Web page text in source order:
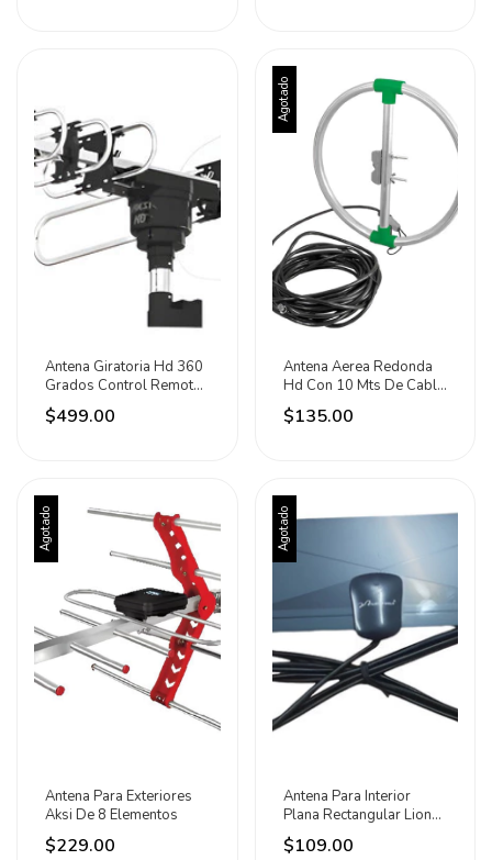
Antena Giratoria Hd 360
Grados Control Remoto
Marca Aksi
$499.00
Agotado
Antena Aerea Redonda
Hd Con 10 Mts De Cable
Lion Tools Plateado
$135.00
Agotado
Antena Para Exteriores
Aksi De 8 Elementos
$229.00
Agotado
Antena Para Interior
Plana Rectangular Lion
Tools
$109.00